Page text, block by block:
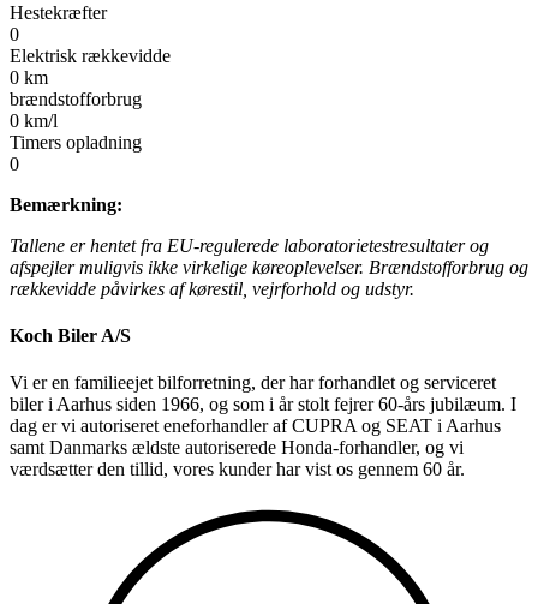
Hestekræfter
0
Elektrisk rækkevidde
0 km
brændstofforbrug
0 km/l
Timers opladning
0
Bemærkning:
Tallene er hentet fra EU-regulerede laboratorietestresultater og
afspejler muligvis ikke virkelige køreoplevelser. Brændstofforbrug og
rækkevidde påvirkes af kørestil, vejrforhold og udstyr.
Koch Biler A/S
Vi er en familieejet bilforretning, der har forhandlet og serviceret
biler i Aarhus siden 1966, og som i år stolt fejrer 60-års jubilæum. I
dag er vi autoriseret eneforhandler af CUPRA og SEAT i Aarhus
samt Danmarks ældste autoriserede Honda-forhandler, og vi
værdsætter den tillid, vores kunder har vist os gennem 60 år.